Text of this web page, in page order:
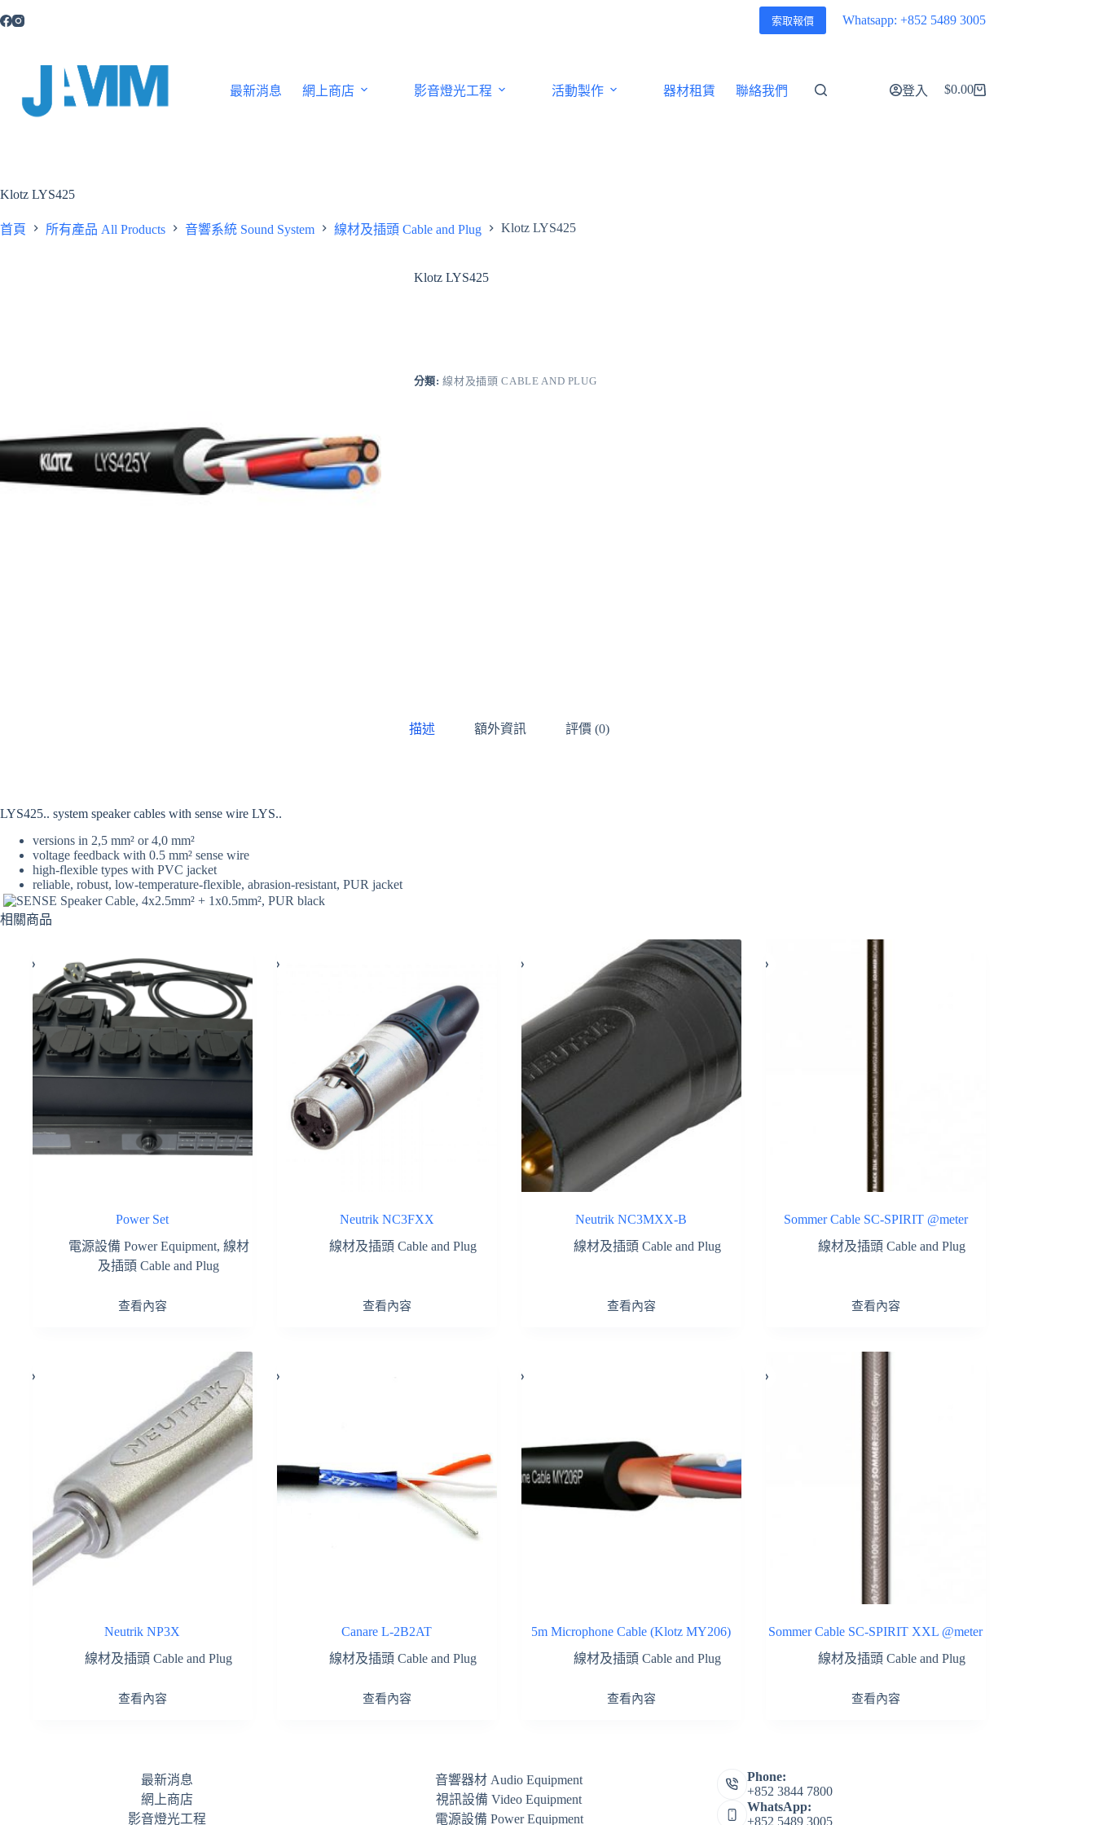
至
索取報價 Whatsapp: +852 5489 3005
最新消息 網上商店 影音燈光工程 活動製作 器材租賃 聯絡我們 登入 $0.00
Klotz LYS425
首頁 所有產品 All Products 音響系統 Sound System 線材及插頭 Cable and Plug Klotz LYS425
Klotz LYS425
分類:線材及插頭 CABLE AND PLUG
描述 額外資訊 評價 (0)
LYS425.. system speaker cables with sense wire LYS..
versions in 2,5 mm² or 4,0 mm²
voltage feedback with 0.5 mm² sense wire
high-flexible types with PVC jacket
reliable, robust, low-temperature-flexible, abrasion-resistant, PUR jacket
相關商品
Power Set
電源設備 Power Equipment, 線材
及插頭 Cable and Plug
查看內容
Neutrik NC3FXX
線材及插頭 Cable and Plug
查看內容
Neutrik NC3MXX-B
線材及插頭 Cable and Plug
查看內容
Sommer Cable SC-SPIRIT @meter
線材及插頭 Cable and Plug
查看內容
Neutrik NP3X
線材及插頭 Cable and Plug
查看內容
Canare L-2B2AT
線材及插頭 Cable and Plug
查看內容
5m Microphone Cable (Klotz MY206)
線材及插頭 Cable and Plug
查看內容
Sommer Cable SC-SPIRIT XXL @meter
線材及插頭 Cable and Plug
查看內容
最新消息
網上商店
影音燈光工程
音響器材 Audio Equipment
視訊設備 Video Equipment
電源設備 Power Equipment
Phone:
+852 3844 7800
WhatsApp:
+852 5489 3005